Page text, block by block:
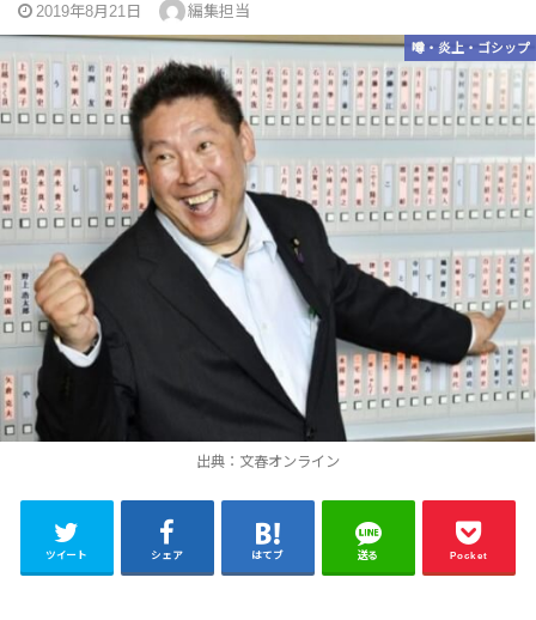
2019年8月21日 編集担当
出典：文春オンライン
噂・炎上・ゴシップ
ツイート シェア はてブ 送る Pocket